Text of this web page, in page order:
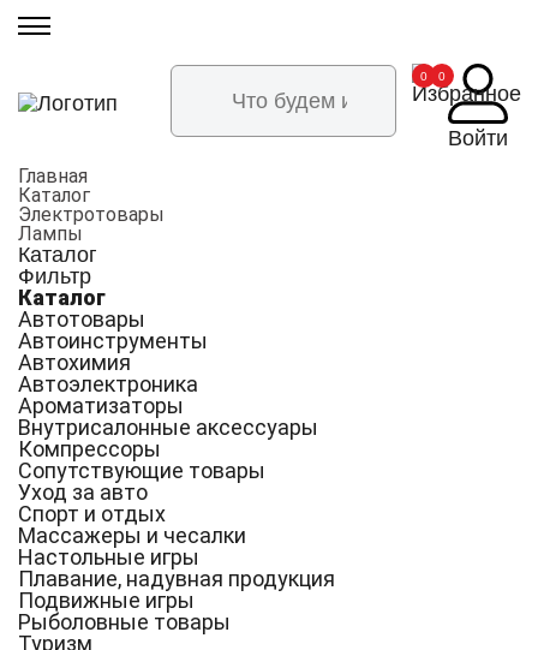
0 0
Войти
Главная
Каталог
Электротовары
Лампы
Каталог
Фильтр
Каталог
Автотовары
Автоинструменты
Автохимия
Автоэлектроника
Ароматизаторы
Внутрисалонные аксессуары
Компрессоры
Сопутствующие товары
Уход за авто
Спорт и отдых
Массажеры и чесалки
Настольные игры
Плавание, надувная продукция
Подвижные игры
Рыболовные товары
Туризм